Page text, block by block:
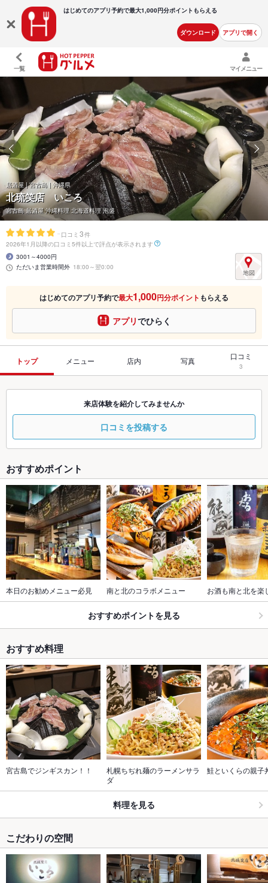
はじめてのアプリ予約で最大1,000円分ポイントもらえる
ダウンロード アプリで開く
一覧 マイメニュー
居酒屋 | 宮古島 | 沖縄県
北琉笑店 いころ
宮古島 居酒屋 沖縄料理 北海道料理 泡盛
- 口コミ 3件
2026年1月以降の口コミ5件以上で評点が表示されます
3001～4000円
ただいま営業時間外 18:00～翌0:00
はじめてのアプリ予約で最大1,000円分ポイント もらえる
アプリでひらく
トップ メニュー 店内 写真 口コミ
3
来店体験を紹介してみませんか
口コミを投稿する
おすすめポイント
本日のお勧めメニュー必見 南と北のコラボメニュー お酒も南と北を楽
おすすめポイントを見る
おすすめ料理
宮古島でジンギスカン！！
札幌ちぢれ麺のラーメンサラ
ダ
鮭といくらの親子
料理を見る
こだわりの空間